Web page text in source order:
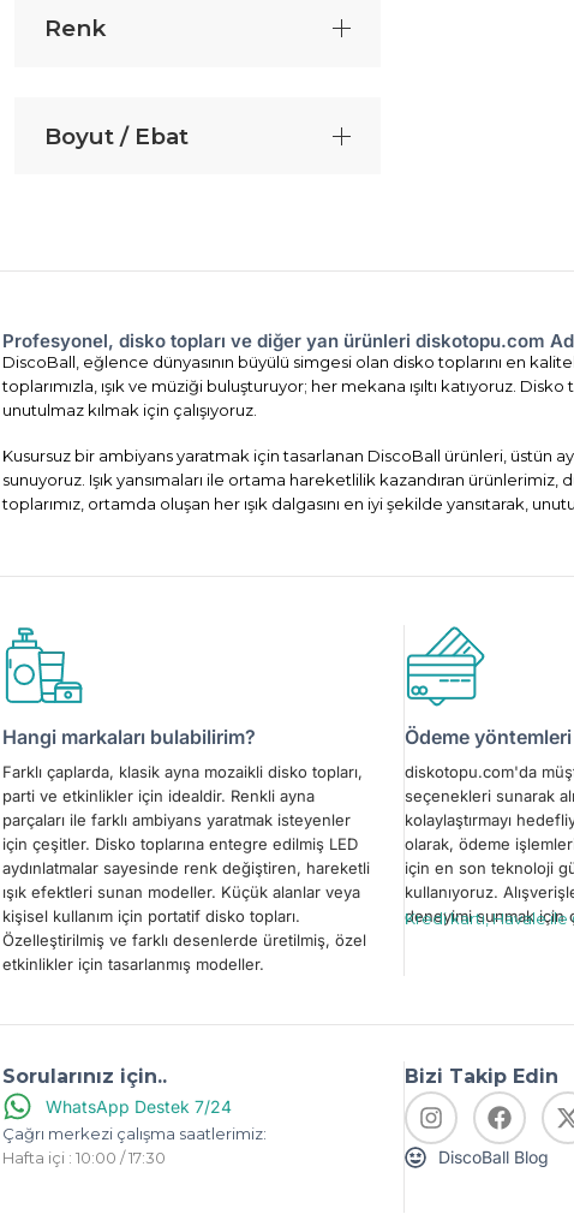
Renk
Boyut / Ebat
Profesyonel, disko topları ve diğer yan ürünleri diskotopu.com
DiscoBall, eğlence dünyasının büyülü simgesi olan disko toplarını en
toplarımızla, ışık ve müziği buluşturuyor; her mekana ışıltı katıyoruz.
unutulmaz kılmak için çalışıyoruz.
Kusursuz bir ambiyans yaratmak için tasarlanan DiscoBall ürünleri,
sunuyoruz. Işık yansımaları ile ortama hareketlilik kazandıran
toplarımız, ortamda oluşan her ışık dalgasını en iyi şekilde yansıtarak,
Hangi markaları bulabilirim?
Farklı çaplarda, klasik ayna mozaikli disko topları,
parti ve etkinlikler için idealdir. Renkli ayna
parçaları ile farklı ambiyans yaratmak isteyenler
için çeşitler. Disko toplarına entegre edilmiş LED
aydınlatmalar sayesinde renk değiştiren, hareketli
ışık efektleri sunan modeller. Küçük alanlar veya
kişisel kullanım için portatif disko topları.
Özelleştirilmiş ve farklı desenlerde üretilmiş, özel
etkinlikler için tasarlanmış modeller.
Ödeme
diskotopu.com'da
seçenekleri sunarak
kolaylaştırmayı
olarak, ödeme
için en son teknoloji
kullanıyoruz.
deneyimi sunmak için
Kredi kartı, Havale
Sorularınız için..
WhatsApp Destek 7/24
Çağrı merkezi çalışma saatlerimiz:
Hafta içi : 10:00 / 17:30
Bizi Takip Edin
DiscoBall Blog